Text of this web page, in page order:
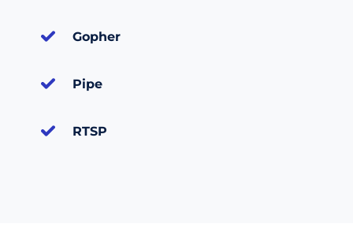
Gopher
Pipe
RTSP